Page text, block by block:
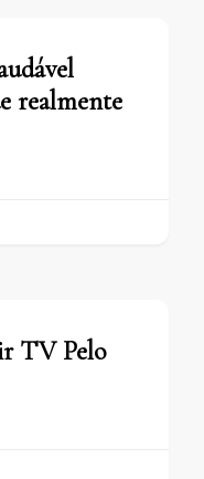
realmente
TV Pelo